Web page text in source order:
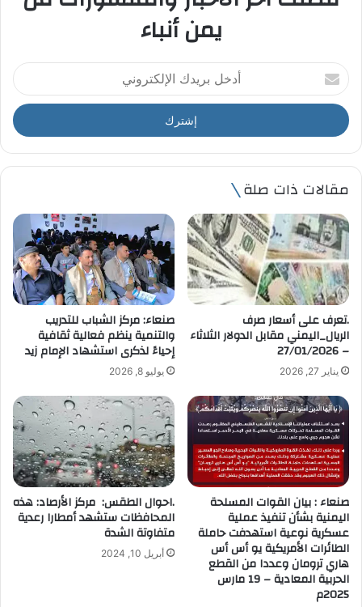
يمن أنباء
أ
د
خ
ل
ر
د
ا
إ
ل
ك
ر
و
ي
مقالات ذات صلة
.تعرف على أسعار صرف
الريال_اليمني مقابل الدولار الثلاثاء
– 27/01/2026
يناير 27, 2026
صنعاء: مركز الشباب للتدريب
والتنمية ينظم فعالية ثقافية
إحياءً لذكرى استشهاد الإمام زيد
يوليو 8, 2026
صنعاء : بيان القوات المسلحة
اليمنية بشأن تنفيذ عملية
عسكرية نوعية استهدفت حاملة
الطائرات الأمريكية يو أس أس
هاري ترومان وعددا من القطع
الحربية المعادية – 19 مارس
2025م
.احوال الطقس: مركز الأرصاد: هذه
المحافظات ستشهد أمطارا رعدية
متفاوتة الشدة
أبريل 10, 2024